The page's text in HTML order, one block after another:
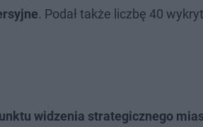
. Podał także liczbę 40
widzenia strategicznego